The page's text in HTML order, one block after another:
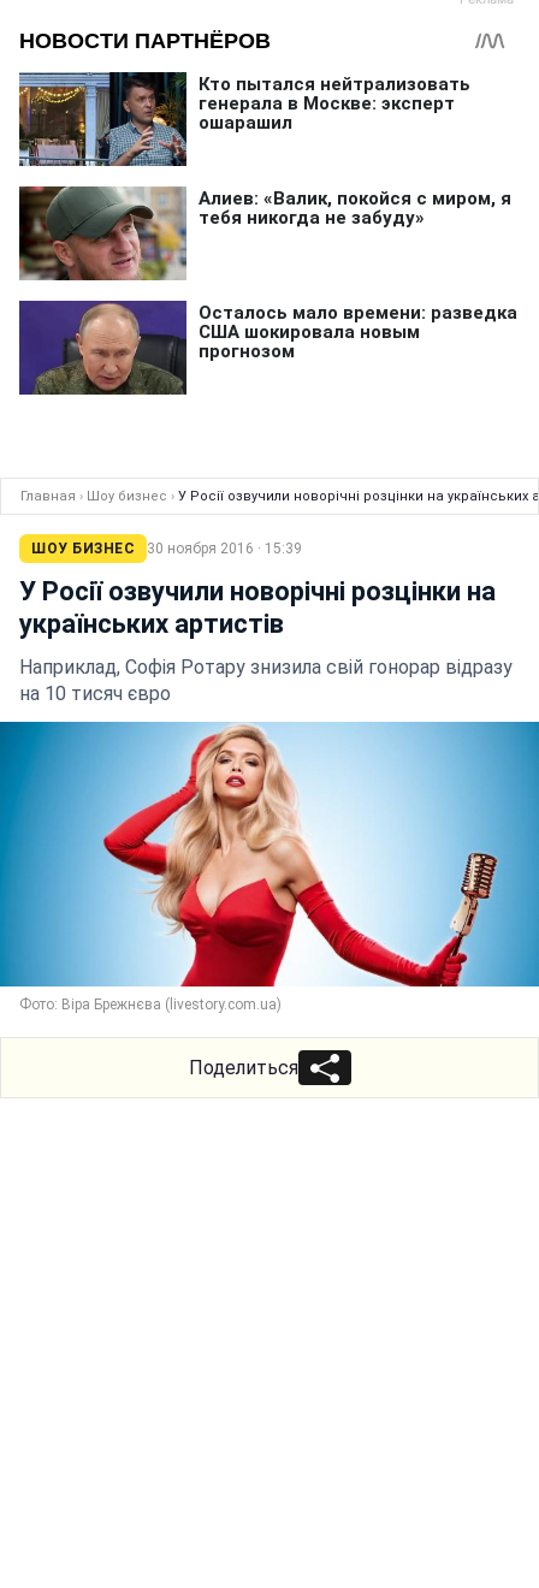
Главная › Шоу бизнес › У Росії озвучили новорічні розцінки на українських
ШОУ БИЗНЕС 30 ноября 2016 · 15:39
У Росії озвучили новорічні розцінки на
українських артистів
Наприклад, Софія Ротару знизила свій гонорар відразу
на 10 тисяч євро
Фото: Віра Брежнєва (livestory.com.ua)
Поделиться